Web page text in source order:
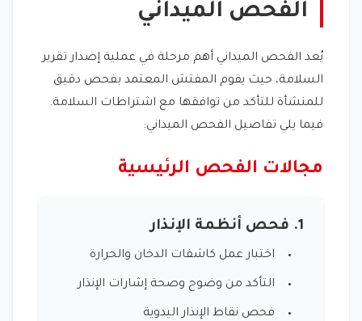
الفحص الميداني
يُعد الفحص الميداني أهم مرحلة في عملية إصدار تقرير
السلامة، حيث يقوم المفتش المعتمد بفحص دقيق
للمنشأة للتأكد من توافقها مع اشتراطات السلامة.
فيما يلي تفاصيل الفحص الميداني:
مجالات الفحص الرئيسية
1. فحص أنظمة الإنذار
اختبار عمل كاشفات الدخان والحرارة
التأكد من وضوح وصحة إشارات الإنذار
فحص نقاط الإنذار اليدوية